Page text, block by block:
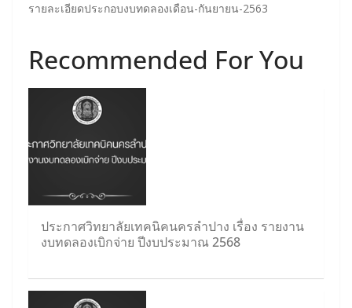
รายละเอียดประกอบงบทดลองเดือน-กันยายน-2563
Recommended For You
ประกาศวิทยาลัยเทคนิคนครลำปาง เรื่อง รายงาน
งบทดลองเบิกจ่าย ปีงบประมาณ 2568